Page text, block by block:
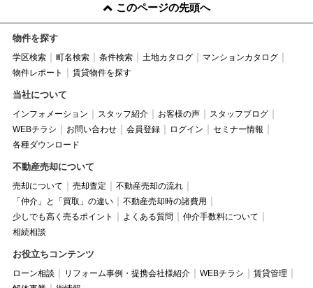
このページの先頭へ
物件を探す
学区検索 町名検索 条件検索 土地カタログ
マンションカタログ
物件レポート
賃貸物件を探す
当社について
インフォメーション スタッフ紹介 お客様の声
スタッフブログ
WEBチラシ
お問い合わせ 会員登録 ログイン
セミナー情報
各種ダウンロード
不動産売却について
売却について 売却査定
不動産売却の流れ
「仲介」と「買取」の違い
不動産売却時の諸費用
少しでも高く売るポイント
よくある質問
仲介手数料について
相続相談
お役立ちコンテンツ
ローン相談 リフォーム事例・提携会社様紹介 WEBチラシ
賃貸管理